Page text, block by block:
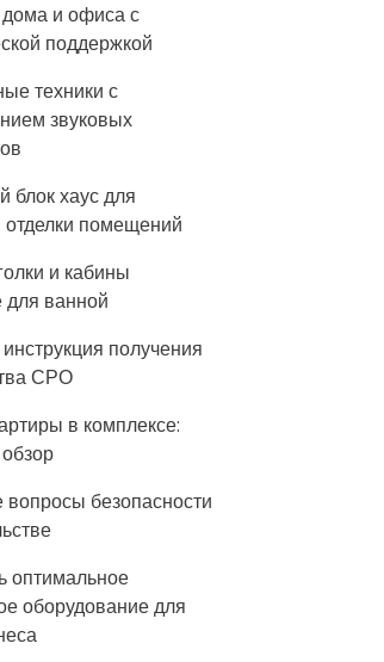
и офиса с
поддержкой
техники с
звуковых
блок хаус для
отделки помещений
и кабины
для ванной
получения
СРО
в комплексе:
вопросы безопасности
оптимальное
оборудование для